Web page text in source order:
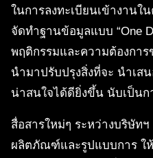
ในการลงทะเบียนเข้างานใ
จัดทำฐานข้อมูลแบบ “One
พฤติกรรมและความต้องกา
นำมาปรับปรุงสิ่งที่จะ นำเส
น่าสนใจได้ดียิ่งขึ้น นับเป็นก
สื่อสารใหม่ๆ ระหว่างบริษัท
ผลิตภัณฑ์และรูปแบบการ ใ